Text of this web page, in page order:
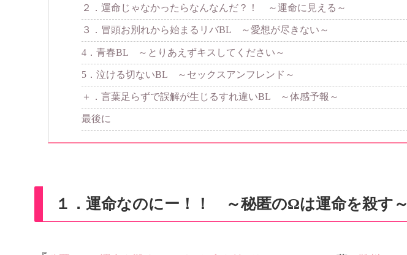
２．運命じゃなかったらなんなんだ？！ ～運命に見える～
３．冒頭お別れから始まるリバBL ～愛想が尽きない～
4．青春BL ～とりあえずキスしてください～
5．泣ける切ないBL ～セックスアンフレンド～
＋．言葉足らずで誤解が生じるすれ違いBL ～体感予報～
最後に
１．運命なのにー！！ ～秘匿のΩは運命を殺す～